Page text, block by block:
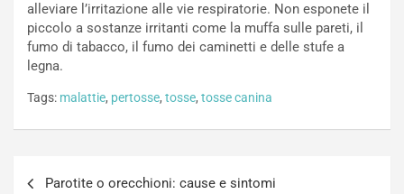
alleviare l’irritazione alle vie respiratorie. Non esponete il
piccolo a sostanze irritanti come la muffa sulle pareti, il
fumo di tabacco, il fumo dei caminetti e delle stufe a
legna.
Tags: malattie, pertosse, tosse, tosse canina
Parotite o orecchioni: cause e sintomi